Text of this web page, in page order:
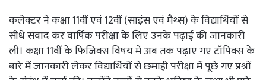
कलेक्टर ने कक्षा 11वीं एवं 12वीं (साइंस एवं मैथ्स) के विद्यार्थियों से
सीधे संवाद कर वार्षिक परीक्षा के लिए उनके पढ़ाई की जानकारी
ली। कक्षा 11वीं के फिजिक्स विषय में अब तक पढ़ाए गए टॉपिक्स के
बारे में जानकारी लेकर विद्यार्थियों से छमाही परीक्षा में पूछे गए प्रश्नों